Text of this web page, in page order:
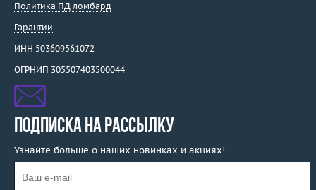
Политика ПД ломбард
Гарантии
ИНН 503609561072
ОГРНИП 305507403500044
ПОДПИСКА НА РАССЫЛКУ
Узнайте больше о наших новинках и акциях!